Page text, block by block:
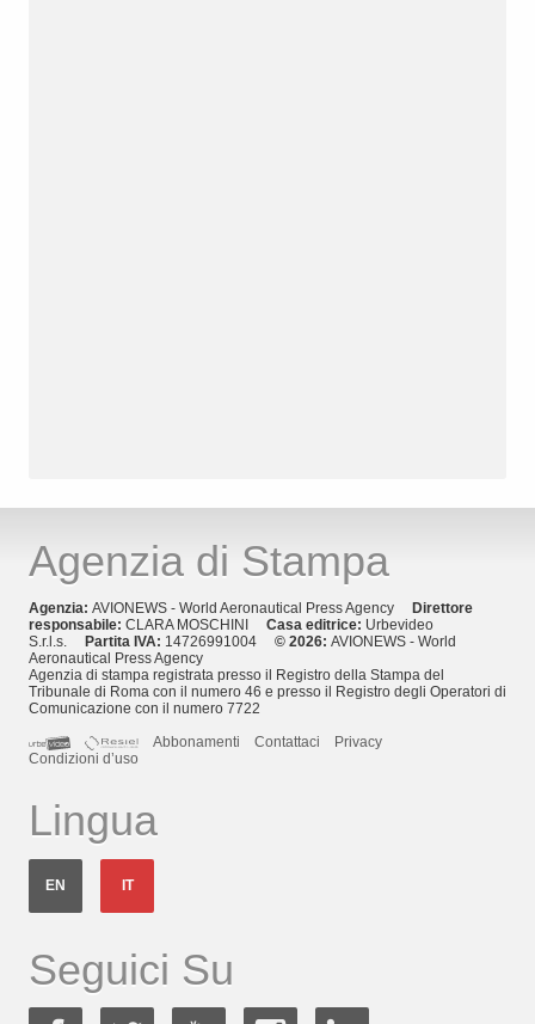
Agenzia di Stampa
Agenzia: AVIONEWS - World Aeronautical Press Agency Direttore
responsabile: CLARA MOSCHINI Casa editrice: Urbevideo
S.r.l.s. Partita IVA: 14726991004 © 2026: AVIONEWS - World
Aeronautical Press Agency
Agenzia di stampa registrata presso il Registro della Stampa del
Tribunale di Roma con il numero 46 e presso il Registro degli Operatori di
Comunicazione con il numero 7722
Abbonamenti
Contattaci
Privacy
Condizioni d’uso
Lingua
EN IT
Seguici Su